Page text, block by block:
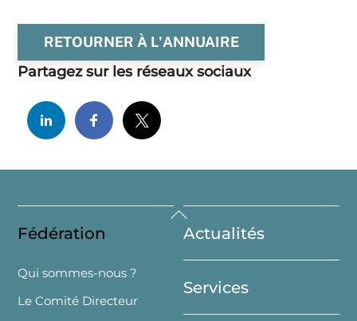
RETOURNER À L'ANNUAIRE
Partagez sur les réseaux sociaux
Back
To
Top
Fédération
Qui sommes-nous ?
Le Comité Directeur
Actualités
Services